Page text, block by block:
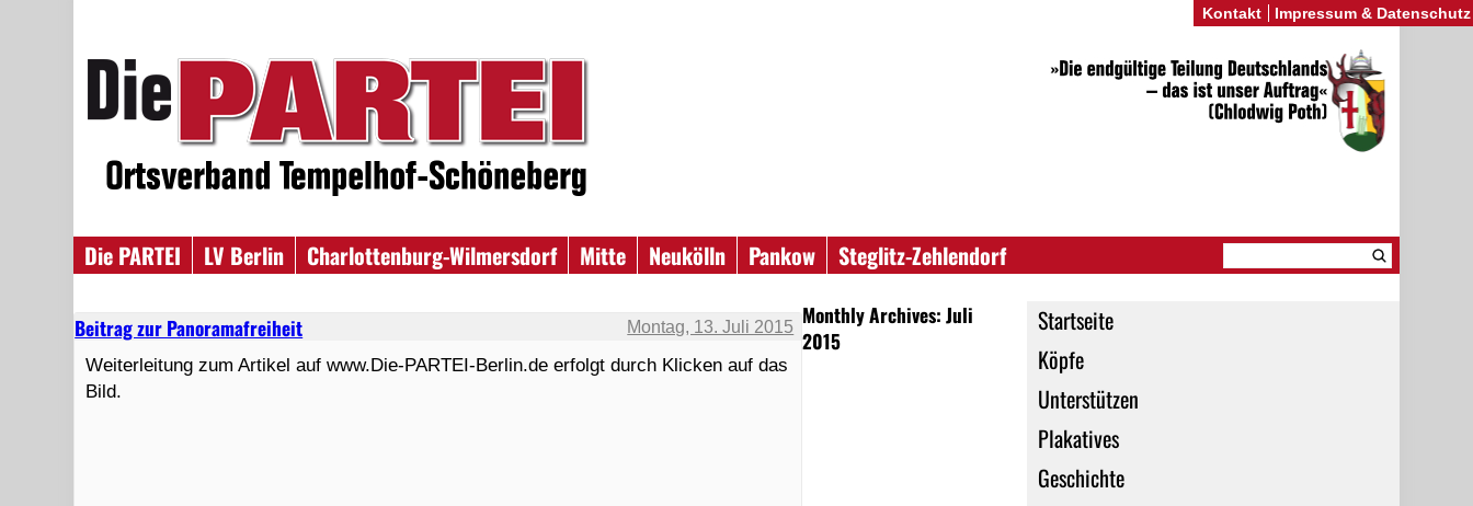
Die PARTEI LV Berlin Charlottenburg-Wilmersdorf Mitte Neukölln Pankow
Steglitz-Zehlendorf
Startseite
Köpfe
Unterstützen
Plakatives
Geschichte
Monthly Archives: Juli
2015
Beitrag zur Panoramafreiheit Montag, 13. Juli 2015
Weiterleitung zum Artikel auf www.Die-PARTEI-Berlin.de erfolgt durch Klicken auf das
Bild.
Kontakt Impressum & Datenschutz